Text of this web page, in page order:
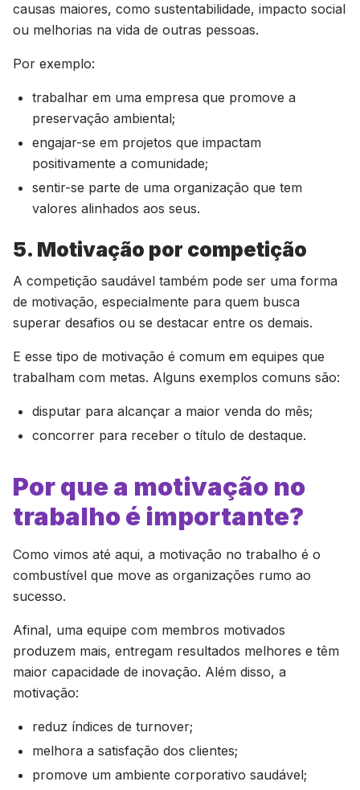
causas maiores, como sustentabilidade, impacto social
ou melhorias na vida de outras pessoas.
Por exemplo:
trabalhar em uma empresa que promove a
preservação ambiental;
engajar-se em projetos que impactam
positivamente a comunidade;
sentir-se parte de uma organização que tem
valores alinhados aos seus.
5. Motivação por competição
A competição saudável também pode ser uma forma
de motivação, especialmente para quem busca
superar desafios ou se destacar entre os demais.
E esse tipo de motivação é comum em equipes que
trabalham com metas. Alguns exemplos comuns são:
disputar para alcançar a maior venda do mês;
concorrer para receber o título de destaque.
Por que a motivação no
trabalho é importante?
Como vimos até aqui, a motivação no trabalho é o
combustível que move as organizações rumo ao
sucesso.
Afinal, uma equipe com membros motivados
produzem mais, entregam resultados melhores e têm
maior capacidade de inovação. Além disso, a
motivação:
reduz índices de turnover;
melhora a satisfação dos clientes;
promove um ambiente corporativo saudável;